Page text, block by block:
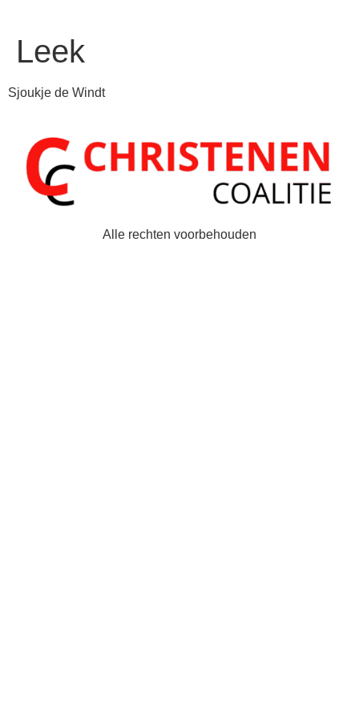
Leek
Sjoukje de Windt
Alle rechten voorbehouden